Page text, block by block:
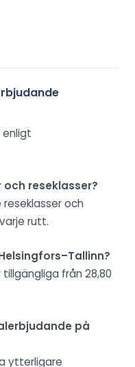
enligt
reseklasser?
och
rutt.
från 28,80
på
ytterligare